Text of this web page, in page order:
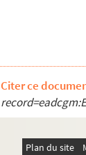
Citer ce
Plan du site